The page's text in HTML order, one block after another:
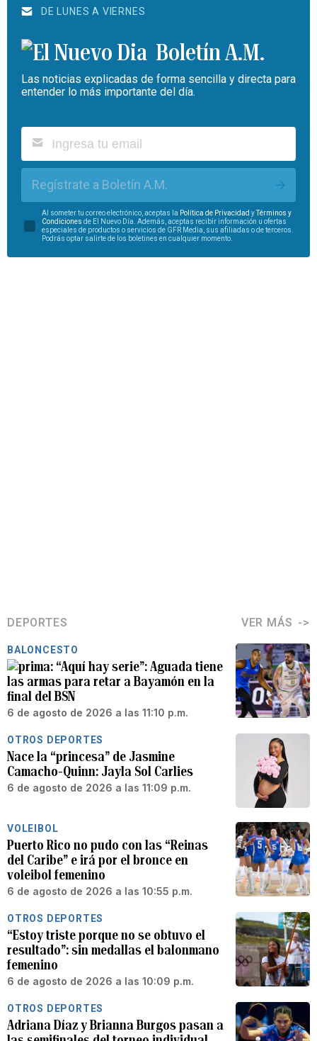
DE LUNES A VIERNES
Boletín A.M.
Las noticias explicadas de forma sencilla y directa para
entender lo más importante del día.
Regístrate a Boletín A.M.
Al someter tu correo electrónico, aceptas la Política de Privacidad yTérminos y
Condiciones de El Nuevo Día. Además, aceptas recibir información u ofertas
especiales de productos o servicios de GFR Media, sus afiliadas o de terceros.
Podrás optar salirte de los boletines en cualquier momento.
DEPORTES VER MÁS
BALONCESTO
“Aquí hay serie”: Aguada tiene
las armas para retar a Bayamón en la
final del BSN
6 de agosto de 2026 a las 11:10 p.m.
OTROS DEPORTES
Nace la “princesa” de Jasmine
Camacho-Quinn: Jayla Sol Carlies
6 de agosto de 2026 a las 11:09 p.m.
VOLEIBOL
Puerto Rico no pudo con las “Reinas
del Caribe” e irá por el bronce en
voleibol femenino
6 de agosto de 2026 a las 10:55 p.m.
OTROS DEPORTES
“Estoy triste porque no se obtuvo el
resultado”: sin medallas el balonmano
femenino
6 de agosto de 2026 a las 10:09 p.m.
OTROS DEPORTES
Adriana Díaz y Brianna Burgos pasan a